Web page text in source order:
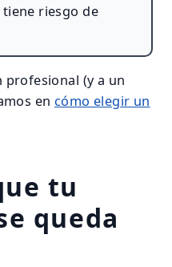
riesgo de
(y a un
en cómo elegir un
tu
queda